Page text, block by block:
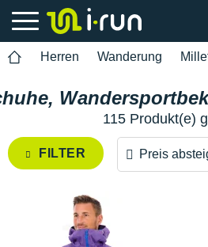
Herren Wanderung
115 Produkt(e)
FILTER Preis